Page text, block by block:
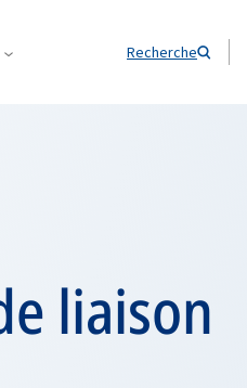
Recherche
liaison